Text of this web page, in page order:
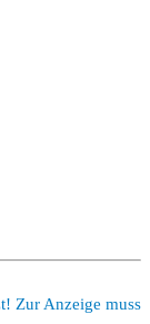
Zur Anzeige muss